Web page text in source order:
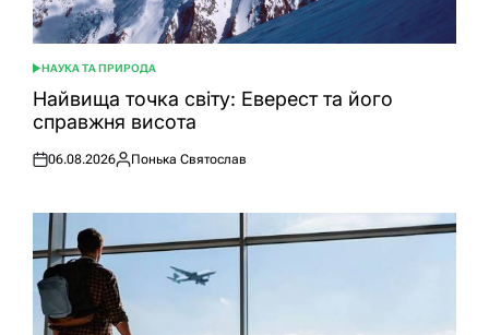
ОПУБЛІКУВАТИ
У
НАУКА ТА ПРИРОДА
Найвища точка світу: Еверест та його
справжня висота
Оприлюднено
06.08.2026
Опубліковано
Понька Святослав